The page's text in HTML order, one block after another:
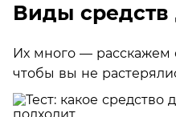
Виды
Их много — расскажем
чтобы вы не